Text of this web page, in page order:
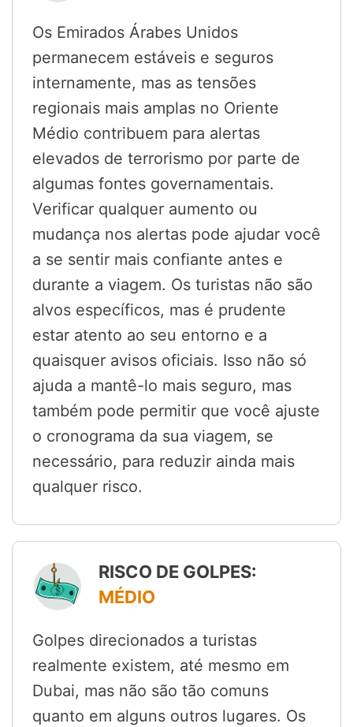
Os Emirados Árabes Unidos
permanecem estáveis e seguros
internamente, mas as tensões
regionais mais amplas no Oriente
Médio contribuem para alertas
elevados de terrorismo por parte de
algumas fontes governamentais.
Verificar qualquer aumento ou
mudança nos alertas pode ajudar você
a se sentir mais confiante antes e
durante a viagem. Os turistas não são
alvos específicos, mas é prudente
estar atento ao seu entorno e a
quaisquer avisos oficiais. Isso não só
ajuda a mantê-lo mais seguro, mas
também pode permitir que você ajuste
o cronograma da sua viagem, se
necessário, para reduzir ainda mais
qualquer risco.
RISCO DE GOLPES:
MÉDIO
Golpes direcionados a turistas
realmente existem, até mesmo em
Dubai, mas não são tão comuns
quanto em alguns outros lugares. Os